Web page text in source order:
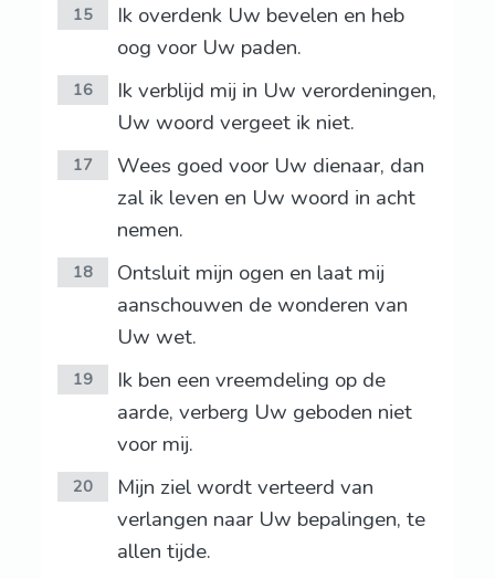
15
Ik overdenk Uw bevelen en heb
oog voor Uw paden.
16
Ik verblijd mij in Uw verordeningen,
Uw woord vergeet ik niet.
17
Wees goed voor Uw dienaar, dan
zal ik leven en Uw woord in acht
nemen.
18
Ontsluit mijn ogen en laat mij
aanschouwen de wonderen van
Uw wet.
19
Ik ben een vreemdeling op de
aarde, verberg Uw geboden niet
voor mij.
20
Mijn ziel wordt verteerd van
verlangen naar Uw bepalingen, te
allen tijde.